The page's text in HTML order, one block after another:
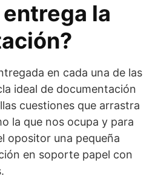
la
en cada una de las
ideal de documentación
cuestiones que arrastra
la que nos ocupa y para
opositor una pequeña
en soporte papel con